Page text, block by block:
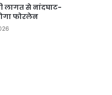
लागत से नांदघाट-
फोरलेन